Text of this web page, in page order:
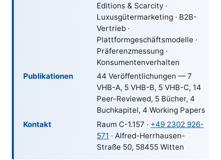
Editions & Scarcity ·
Luxusgütermarketing · B2B-
Vertrieb ·
Plattformgeschäftsmodelle ·
Präferenzmessung ·
Konsumentenverhalten
Publikationen
44 Veröffentlichungen — 7
VHB-A, 5 VHB-B, 5 VHB-C, 14
Peer-Reviewed, 5 Bücher, 4
Buchkapitel, 4 Working Papers
Kontakt
Raum C-1.157 · +49 2302 926-
571 · Alfred-Herrhausen-
Straße 50, 58455 Witten